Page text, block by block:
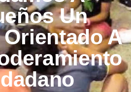
Un
A